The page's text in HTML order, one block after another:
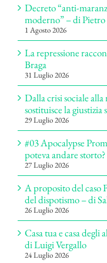
Decreto “anti-
moderno” – di Pietro
1 Agosto 2026
La repressione
Braga
31 Luglio 2026
Dalla crisi sociale
sostituisce la
29 Luglio 2026
#03 Apocalypse
poteva andare
27 Luglio 2026
A proposito del caso
del dispotismo – di
26 Luglio 2026
Casa tua e casa degli
di Luigi Vergallo
24 Luglio 2026